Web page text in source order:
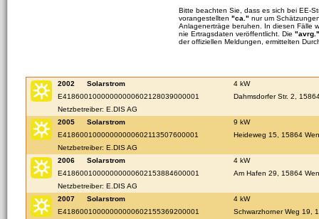
Bitte beachten Sie, dass es sich bei EE-
vorangestellten "ca." nur um
Anlagenerträge beruhen. In diesen Fälle
nie Ertragsdaten veröffentlicht. Die "avrg."
der offiziellen Meldungen, ermittelten
2002 Solarstrom
4 kW
E41860010000000000602128039000001
Dahmsdorfer Str. 2,
Netzbetreiber: E.DIS AG
2005
Solarstrom
9 kW
E41860010000000000602113507600001
Heideweg 15, 15864
Netzbetreiber: E.DIS AG
2006
Solarstrom
4 kW
E41860010000000000602153884600001
Am Hafen 29, 15864
Netzbetreiber: E.DIS AG
2007
Solarstrom
4 kW
E41860010000000000602155369200001
Schwarzhorner Weg 19,